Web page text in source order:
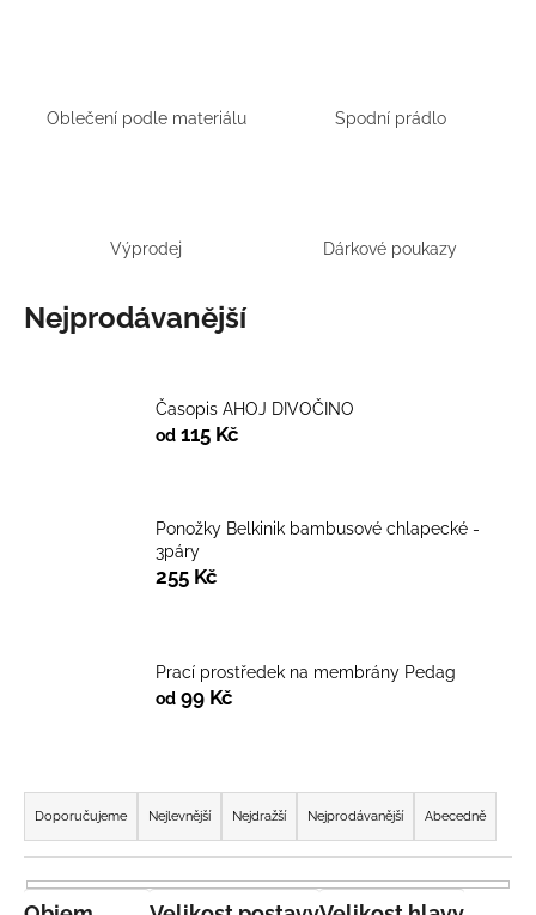
Oblečení podle materiálu Spodní prádlo
Výprodej Dárkové poukazy
Nejprodávanější
Časopis AHOJ DIVOČINO
od 115 Kč
Ponožky Belkinik bambusové chlapecké -
3páry
255 Kč
Prací prostředek na membrány Pedag
od 99 Kč
Ř
a
z
e
Doporučujeme Nejlevnější Nejdražší Nejprodávanější Abecedně
ŽLUTÉ